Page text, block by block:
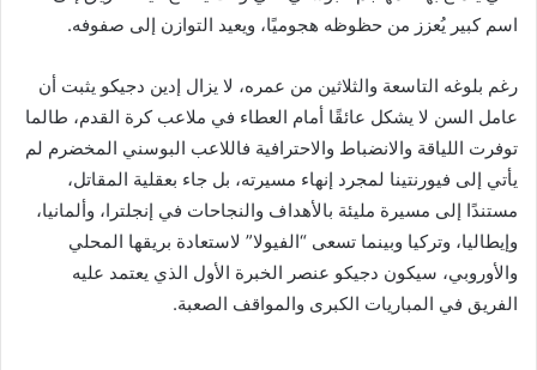
اسم كبير يُعزز من حظوظه هجوميًا، ويعيد التوازن إلى صفوفه.
رغم بلوغه التاسعة والثلاثين من عمره، لا يزال إدين دجيكو يثبت أن
عامل السن لا يشكل عائقًا أمام العطاء في ملاعب كرة القدم، طالما
توفرت اللياقة والانضباط والاحترافية فاللاعب البوسني المخضرم لم
يأتي إلى فيورنتينا لمجرد إنهاء مسيرته، بل جاء بعقلية المقاتل،
مستندًا إلى مسيرة مليئة بالأهداف والنجاحات في إنجلترا، وألمانيا،
وإيطاليا، وتركيا وبينما تسعى “الفيولا” لاستعادة بريقها المحلي
والأوروبي، سيكون دجيكو عنصر الخبرة الأول الذي يعتمد عليه
الفريق في المباريات الكبرى والمواقف الصعبة.